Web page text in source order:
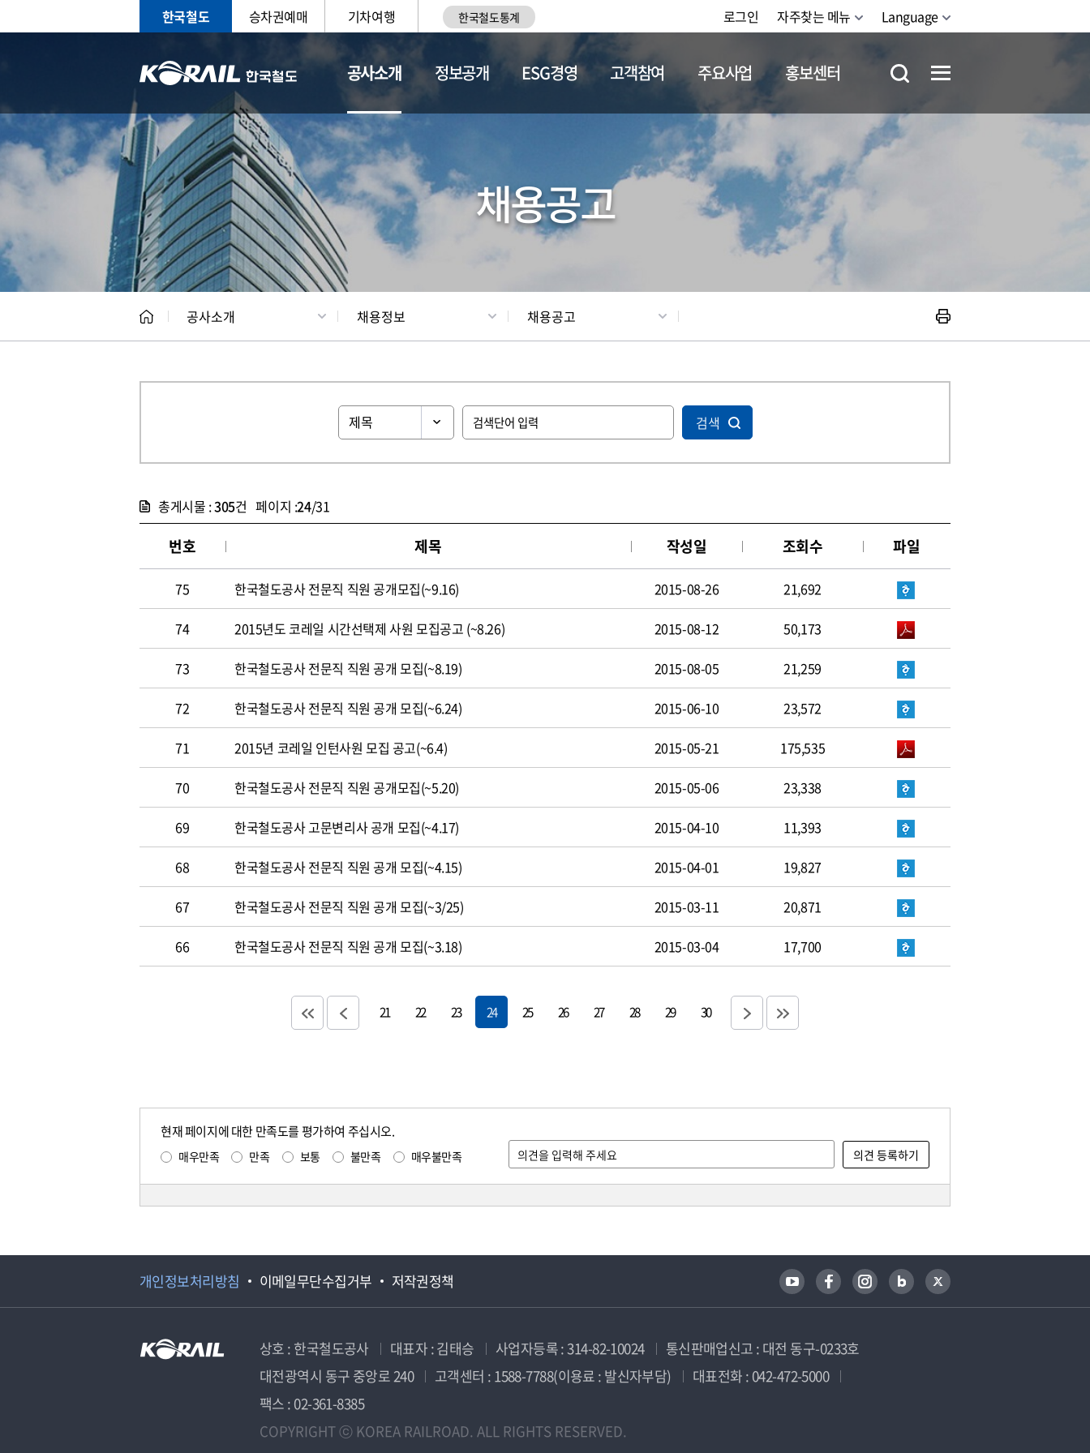
한국철도 승차권예매 기차여행 한국철도통계 로그인 자주찾는 메뉴 Language
공사소개
CEO 일반현황 채용정보
정보공개 ESG경영 고객참여 주요사업 홍보센터
채용공고
공사소개 채용정보 채용공고
검색
총게시물 :305건 페이지 :24/31
번호 제목 작성일 조회수 파일
75 한국철도공사 전문직 직원 공개모집(~9.16) 2015-08-26 21,692
74 2015년도 코레일 시간선택제 사원 모집공고 (~8.26) 2015-08-12 50,173
73 한국철도공사 전문직 직원 공개 모집(~8.19) 2015-08-05 21,259
72 한국철도공사 전문직 직원 공개 모집(~6.24) 2015-06-10 23,572
71 2015년 코레일 인턴사원 모집 공고(~6.4) 2015-05-21 175,535
70 한국철도공사 전문직 직원 공개모집(~5.20) 2015-05-06 23,338
69 한국철도공사 고문변리사 공개 모집(~4.17) 2015-04-10 11,393
68 한국철도공사 전문직 직원 공개 모집(~4.15) 2015-04-01 19,827
67 한국철도공사 전문직 직원 공개 모집(~3/25) 2015-03-11 20,871
66 한국철도공사 전문직 직원 공개 모집(~3.18) 2015-03-04 17,700
21 22 23 24 25 26 27 28 29 30
현재 페이지에 대한 만족도를 평가하여 주십시오.
매우만족 만족 보통 불만족 매우불만족
개인정보처리방침 이메일무단수집거부 저작권정책
상호 : 한국철도공사 대표자 : 김태승 사업자등록 : 314-82-10024
통신판매업신고 : 대전 동구-0233호
대전광역시 동구 중앙로 240
고객센터 : 1588-7788(이용료 : 발신자부담)
대표전화 : 042-472-5000
팩스 : 02-361-8385
COPYRIGHT ⓒ KOREA RAILROAD. ALL RIGHTS RESERVED.